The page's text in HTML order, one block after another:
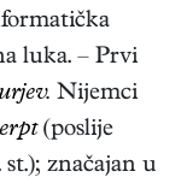
luka. – Prvi
Nijemci
(poslije
značajan u